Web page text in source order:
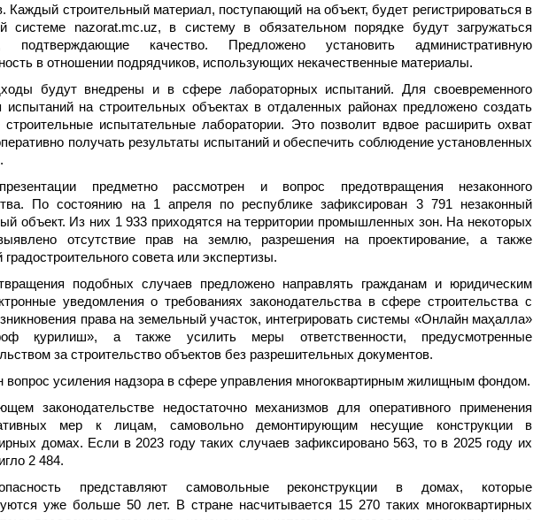
Каждый строительный материал, поступающий на объект, будет регистрироваться в
системе nazorat.mc.uz, в систему в обязательном порядке будут загружаться
подтверждающие качество. Предложено установить административную
в отношении подрядчиков, использующих некачественные материалы.
будут внедрены и в сфере лабораторных испытаний. Для своевременного
испытаний на строительных объектах в отдаленных районах предложено создать
испытательные лаборатории. Это позволит вдвое расширить охват
получать результаты испытаний и обеспечить соблюдение установленных
предметно рассмотрен и вопрос предотвращения незаконного
По состоянию на 1 апреля по республике зафиксирован 3 791 незаконный
объект. Из них 1 933 приходятся на территории промышленных зон. На некоторых
отсутствие прав на землю, разрешения на проектирование, а также
совета или экспертизы.
подобных случаев предложено направлять гражданам и юридическим
уведомления о требованиях законодательства в сфере строительства с
права на земельный участок, интегрировать системы «Онлайн маҳалла»
қурилиш», а также усилить меры ответственности, предусмотренные
за строительство объектов без разрешительных документов.
вопрос усиления надзора в сфере управления многоквартирным жилищным фондом.
законодательстве недостаточно механизмов для оперативного применения
мер к лицам, самовольно демонтирующим несущие конструкции в
домах. Если в 2023 году таких случаев зафиксировано 563, то в 2025 году их
2 484.
представляют самовольные реконструкции в домах, которые
уже больше 50 лет. В стране насчитывается 15 270 таких многоквартирных